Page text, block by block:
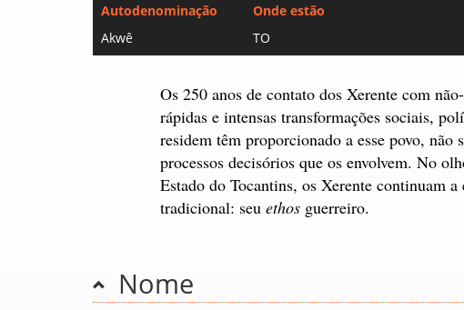
Autodenominação
Akwê
Onde estão
TO
Os 250 anos de contato dos Xerente com
rápidas e intensas transformações sociais,
residem têm proporcionado a esse povo,
processos decisórios que os envolvem. No
Estado do Tocantins, os Xerente continuam
tradicional: seu ethos guerreiro.
Nome